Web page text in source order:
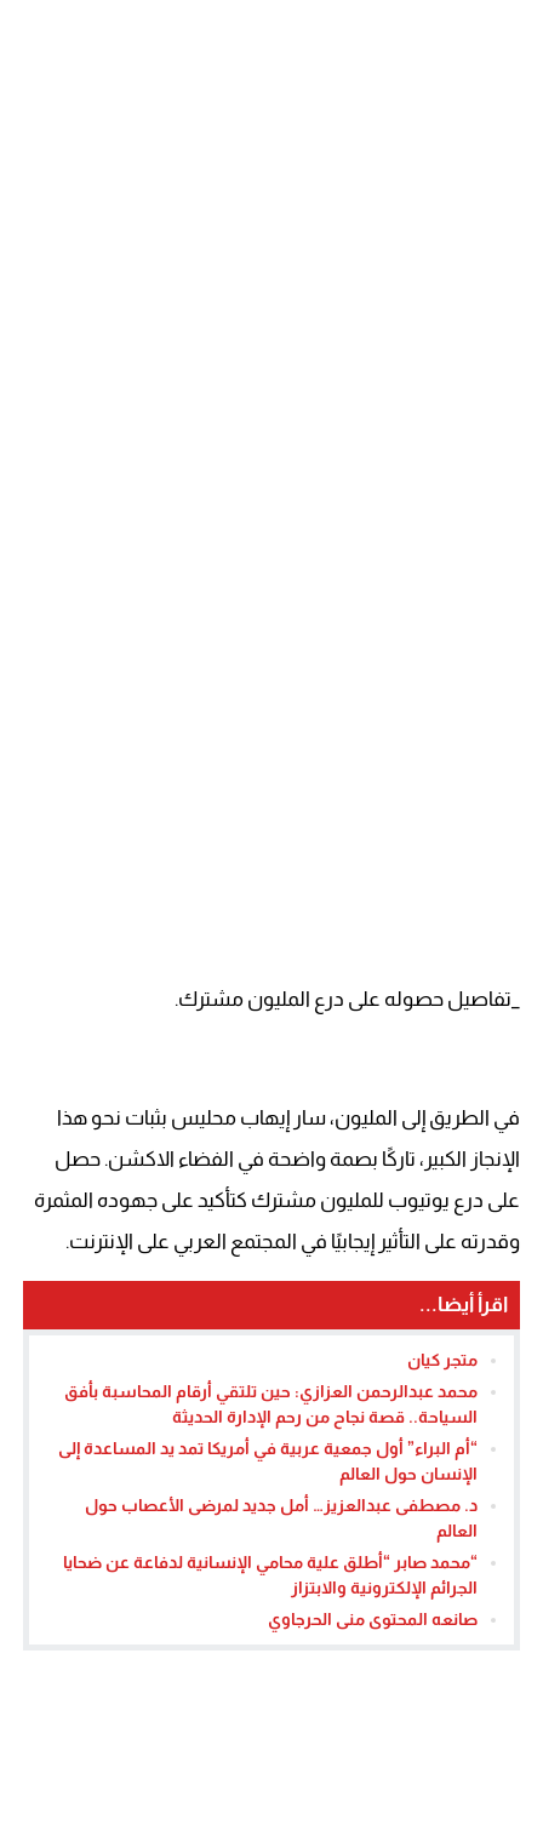
_تفاصيل حصوله على درع المليون مشترك.
في الطريق إلى المليون، سار إيهاب محليس بثبات نحو هذا
الإنجاز الكبير، تاركًا بصمة واضحة في الفضاء الاكشن. حصل
على درع يوتيوب للمليون مشترك كتأكيد على جهوده المثمرة
وقدرته على التأثير إيجابيًا في المجتمع العربي على الإنترنت.
اقرأ أيضا...
متجر كيان
محمد عبدالرحمن العزازي: حين تلتقي أرقام المحاسبة بأفق
السياحة.. قصة نجاح من رحم الإدارة الحديثة
“أم البراء” أول جمعية عربية في أمريكا تمد يد المساعدة إلى
الإنسان حول العالم
د. مصطفى عبدالعزيز… أمل جديد لمرضى الأعصاب حول
العالم
“محمد صابر “أطلق علية محامي الإنسانية لدفاعة عن ضحايا
الجرائم الإلكترونية والابتزاز
صانعه المحتوى منى الحرجاوي